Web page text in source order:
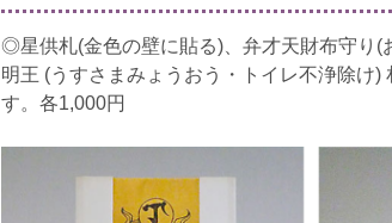
◎星供札(金色の壁に貼る)、弁才天財布守り(
明王 (うすさまみょうおう・トイレ不浄除け
す。各1,000円